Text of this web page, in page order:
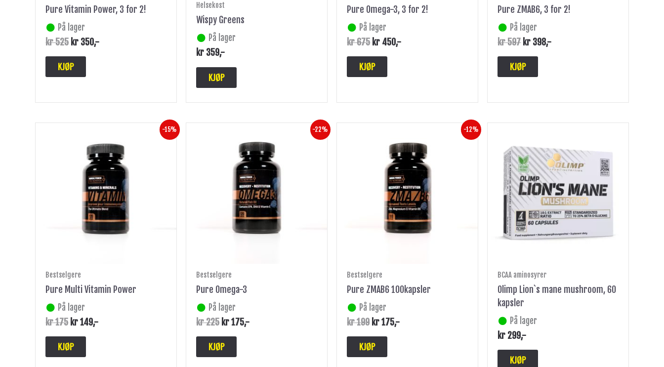
Pure Vitamin Power, 3 for 2!
På lager
kr525 kr 350,-
KJØP
Helsekost
Wispy Greens
På lager
kr 359,-
KJØP
Pure Omega-3, 3 for 2!
På lager
kr675 kr 450,-
KJØP
Pure ZMAB6, 3 for 2!
På lager
kr597 kr 398,-
KJØP
-15%
Bestselgere
Pure Multi Vitamin Power
På lager
kr175
kr 175.
kr149
er:
kr 149.
,-
KJØP
-22%
Bestselgere
Pure Omega-3
På lager
kr225
kr 225.
kr175
pris
er:
kr 175.
,-
KJØP
-12%
Bestselgere
Pure ZMAB6 100kapsler
På lager
kr199
kr 199.
kr175
er:
kr 175.
,-
KJØP
BCAA aminosyrer
Olimp Lion`s mane mushroom, 60
kapsler
På lager
kr 299,-
KJØP